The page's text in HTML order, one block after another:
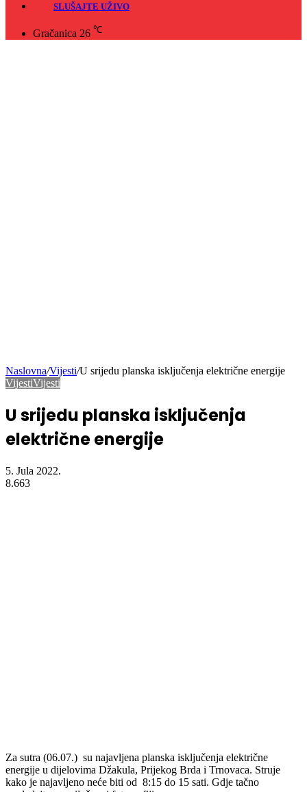
SLUŠAJTE UŽIVO
Gračanica 26 ℃
Naslovna/Vijesti/U srijedu planska isključenja električne energije
VijestiVijesti
U srijedu planska isključenja
električne energije
5. Jula 2022.
8.663
Za sutra (06.07.) su najavljena planska isključenja električne
energije u dijelovima Džakula, Prijekog Brda i Trnovaca. Struje
kako je najavljeno neće biti od 8:15 do 15 sati. Gdje tačno